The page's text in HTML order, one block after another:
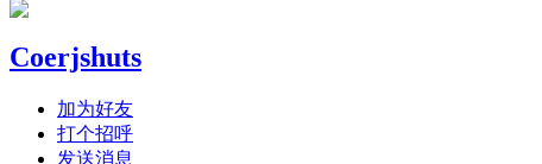
Coerjshuts
加为好友
打个招呼
发送消息